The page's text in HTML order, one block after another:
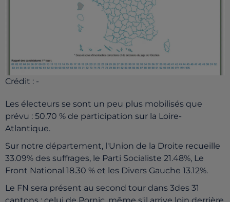
Crédit : -
Les électeurs se sont un peu plus mobilisés que
prévu : 50.70 % de participation sur la Loire-
Atlantique.
Sur notre département, l'Union de la Droite recueille
33.09% des suffrages, le Parti Socialiste 21.48%, Le
Front National 18.30 % et les Divers Gauche 13.12%.
Le FN sera présent au second tour dans 3des 31